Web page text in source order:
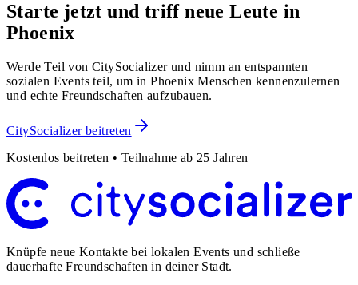
Starte jetzt und triff neue Leute in
Phoenix
Werde Teil von CitySocializer und nimm an entspannten
sozialen Events teil, um in Phoenix Menschen kennenzulernen
und echte Freundschaften aufzubauen.
CitySocializer beitreten
Kostenlos beitreten • Teilnahme ab 25 Jahren
Knüpfe neue Kontakte bei lokalen Events und schließe
dauerhafte Freundschaften in deiner Stadt.